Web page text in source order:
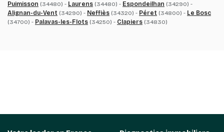
Puimisson (34480) - Laurens (34480) - Espondeilhan (34290) -
Alignan-du-Vent (34290) - Neffiès (34320) - Péret (34800) - Le Bosc
(34700) - Palavas-les-Flots (34250) - Clapiers (34830)